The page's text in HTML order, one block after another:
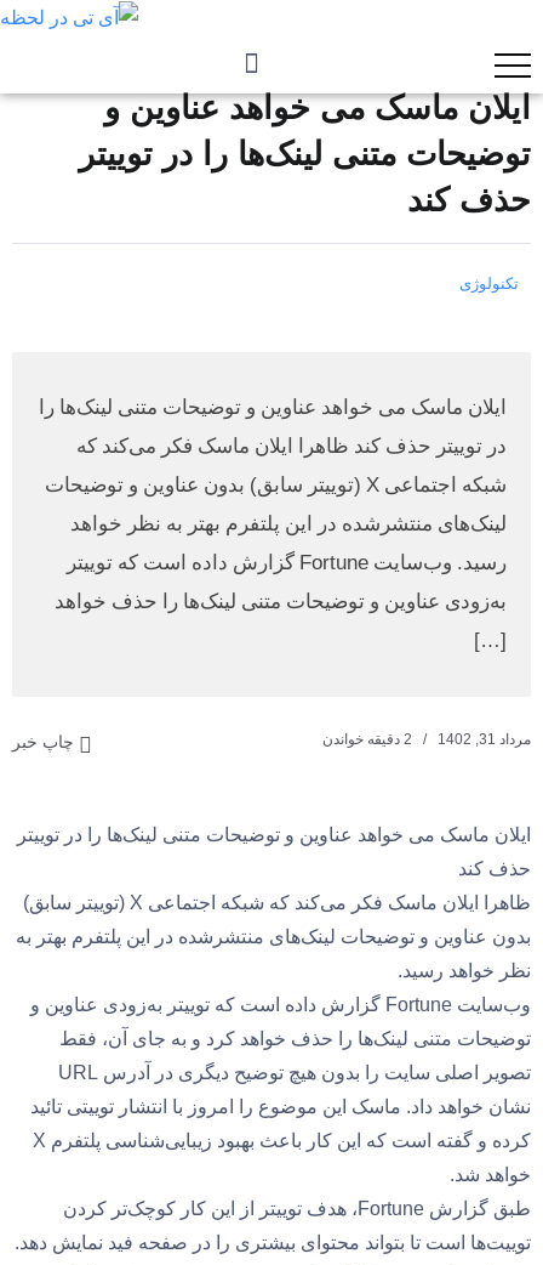
ایلان ماسک می خواهد عناوین و
توضیحات متنی لینک‌ها را در توییتر
حذف کند
تکنولوژی
ایلان ماسک می خواهد عناوین و توضیحات متنی لینک‌ها را
در توییتر حذف کند ظاهرا ایلان ماسک فکر می‌کند که
شبکه اجتماعی X (توییتر سابق) بدون عناوین و توضیحات
لینک‌های منتشرشده در این پلتفرم بهتر به نظر خواهد
رسید. وب‌سایت Fortune گزارش داده است که توییتر
به‌زودی عناوین و توضیحات متنی لینک‌ها را حذف خواهد
[…]
مرداد 31, 1402 چاپ خبر
ایلان ماسک می خواهد عناوین و توضیحات متنی لینک‌ها را در توییتر
حذف کند
ظاهرا ایلان ماسک فکر می‌کند که شبکه اجتماعی X (توییتر سابق)
بدون عناوین و توضیحات لینک‌های منتشرشده در این پلتفرم بهتر به
نظر خواهد رسید.
وب‌سایت Fortune گزارش داده است که توییتر به‌زودی عناوین و
توضیحات متنی لینک‌ها را حذف خواهد کرد و به جای آن‌، فقط
تصویر اصلی سایت را بدون هیچ توضیح دیگری در آدرس URL
نشان خواهد داد. ماسک این موضوع را امروز با انتشار توییتی تائید
کرده و گفته است که این کار باعث بهبود زیبایی‌شناسی پلتفرم X
خواهد شد.
طبق گزارش Fortune، هدف توییتر از این کار کوچک‌تر کردن
توییت‌ها است تا بتواند محتوای بیشتری را در صفحه فید نمایش دهد.